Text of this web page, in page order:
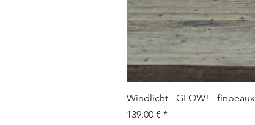
Windlicht - GLOW! - finbeaux
Prix
139,00 €